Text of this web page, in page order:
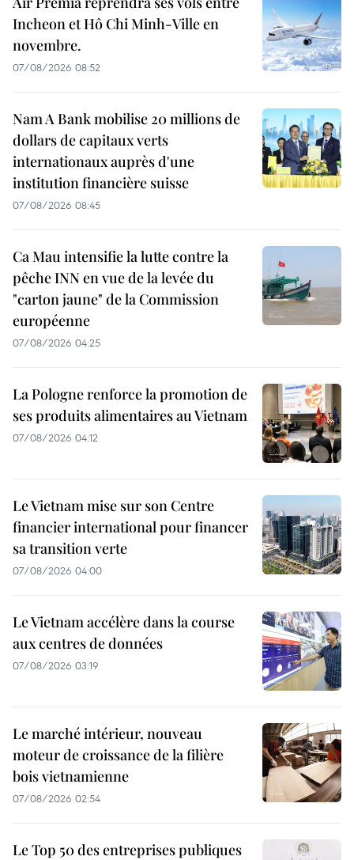
Incheon et Hô Chi Minh-Ville en
novembre.
07/08/2026 08:52
Nam A Bank mobilise 20 millions de
dollars de capitaux verts
internationaux auprès d'une
institution financière suisse
07/08/2026 08:45
Ca Mau intensifie la lutte contre la
pêche INN en vue de la levée du
"carton jaune" de la Commission
européenne
07/08/2026 04:25
La Pologne renforce la promotion de
ses produits alimentaires au Vietnam
07/08/2026 04:12
Le Vietnam mise sur son Centre
financier international pour financer
sa transition verte
07/08/2026 04:00
Le Vietnam accélère dans la course
aux centres de données
07/08/2026 03:19
Le marché intérieur, nouveau
moteur de croissance de la filière
bois vietnamienne
07/08/2026 02:54
Le Top 50 des entreprises publiques